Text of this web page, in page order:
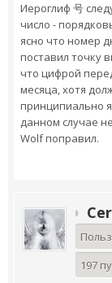
Иероглиф 号
число -
ясно что номер
поставил точку
что цифрой
месяца, хотя
принципиально
данном случае
Wolf поправил.
197